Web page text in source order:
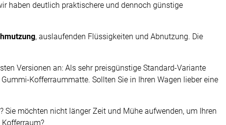
haben deutlich praktischere und dennoch günstige
, auslaufenden Flüssigkeiten und Abnutzung. Die
Versionen an: Als sehr preisgünstige Standard-Variante
Kofferraummatte. Sollten Sie in Ihren Wagen lieber eine
möchten nicht länger Zeit und Mühe aufwenden, um Ihren